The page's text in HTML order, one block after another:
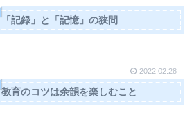
「記録」と「記憶」の狭間
2022.02.28
教育のコツは余韻を楽しむこと